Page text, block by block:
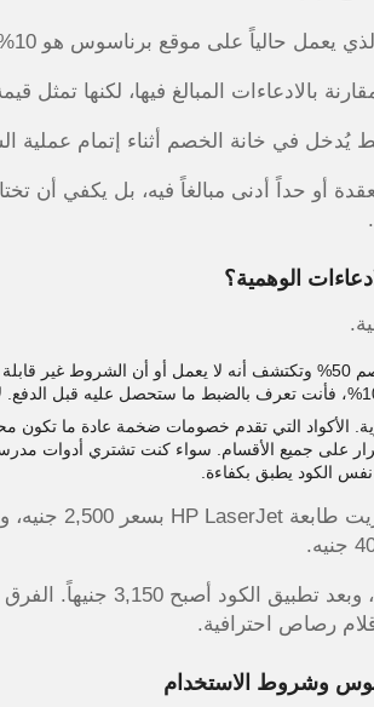
موقع برناسوس هو 10% فقط، وهذه النسبة مضمونة ومجربة شخصياً.
بالادعاءات المبالغ فيها، لكنها تمثل
يُدخل في خانة الخصم أثناء إتمام
أو حداً أدنى مبالغاً فيه، بل يكفي أن
عندما تجرب كوداً يدّعي خصم 50% وتكتشف أنه لا يعمل أو أن
الأكواد التي تقدم خصومات ضخمة عادة ما
على جميع الأقسام. سواء كنت تشتري أدوات
الكود يطبق بكفاءة.
رصاص احترافية.
وشروط الاستخدام